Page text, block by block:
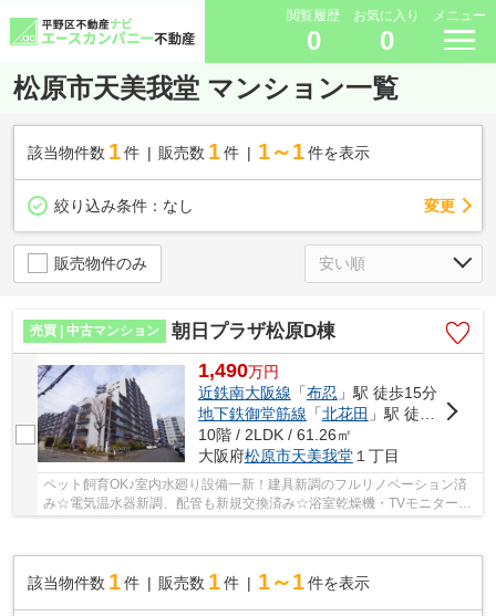
閲覧履歴
0
お気に入り
0
メニュー
松原市天美我堂 マンション一覧
該当物件数 1件 販売数 1 件 1～1 件を表示
絞り込み条件： なし 変更
販売物件のみ
売買 | 中古マンション 朝日プラザ松原D棟
1,490万円
近鉄南大阪線 「布忍 」駅 徒歩15分
地下鉄御堂筋線 「北花田 」駅 徒歩19分
10階 / 2LDK / 61.26㎡
大阪府松原市天美我堂１丁目
ペット飼育OK♪室内水廻り設備一新！建具新調のフルリノベーション済
み☆電気温水器新調、配管も新規交換済み☆浴室乾燥機・TVモニターホ
該当物件数 1件 販売数 1 件 1～1 件を表示